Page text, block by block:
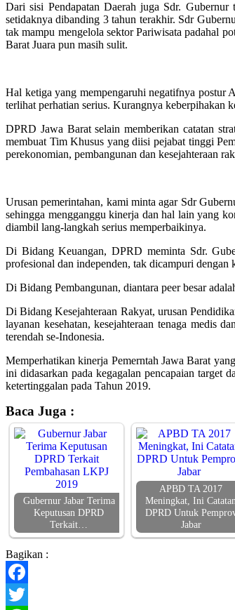
Dari sisi Pendapatan Daerah juga Sdr.
setidaknya dibanding 3 tahun terakhir. Sdr
tak mampu mengelola sektor Pariwisata padahal
Barat Juara pun masih sulit.
Hal ketiga yang mempengaruhi negatifnya postur
terlihat perhatian serius. Kurangnya keberpihakan
DPRD Jawa Barat selain memberikan catatan
membuat Tim Khusus yang diisi pejabat tinggi
perekonomian, pembangunan dan kesejahteraan
Urusan pemerintahan, kami minta agar Sdr
sehingga mengganggu kinerja dan hal lain yang
diambil lang-langkah serius memperbaikinya.
Di Bidang Keuangan, DPRD meminta Sdr.
profesional dan independen, tak dicampuri
Di Bidang Pembangunan, diantara peer besar
Di Bidang Kesejahteraan Rakyat, urusan
layanan kesehatan, kesejahteraan tenaga medis
terendah se-Indonesia.
Memperhatikan kinerja Pemerntah Jawa Barat
ini didasarkan pada kegagalan pencapaian target
ketertinggalan pada Tahun 2019.
Baca Juga :
Gubernur Jabar Terima
Keputusan DPRD
Terkait…
APBD TA 2017
Meningkat, Ini
DPRD Untuk
Jabar
Bagikan :
Facebook